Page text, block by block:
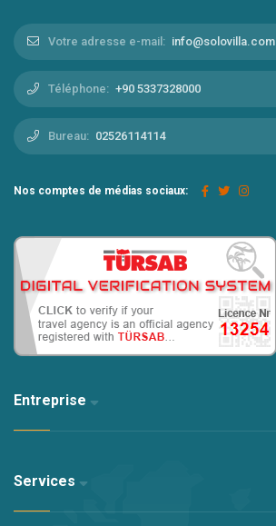
Votre adresse e-mail: info@solovilla.com
Téléphone: +90 5337328000
Bureau: 02526114114
Nos comptes de médias sociaux:
Entreprise
Services